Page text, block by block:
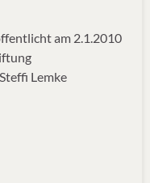
am 2.1.2010
Lemke